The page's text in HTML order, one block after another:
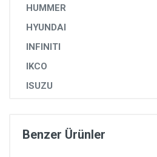
HUMMER
HYUNDAI
INFINITI
IKCO
ISUZU
Benzer Ürünler